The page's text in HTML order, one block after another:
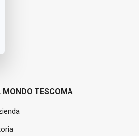
MONDO TESCOMA